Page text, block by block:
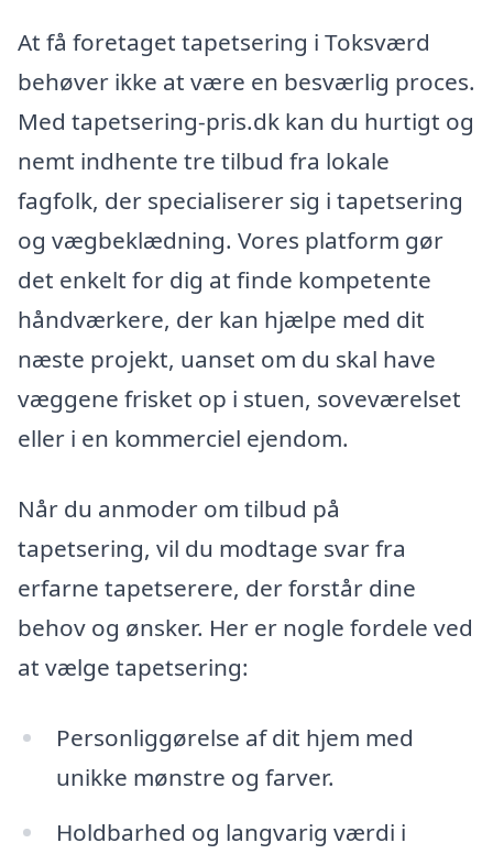
At få foretaget tapetsering i Toksværd
behøver ikke at være en besværlig proces.
Med tapetsering-pris.dk kan du hurtigt og
nemt indhente tre tilbud fra lokale
fagfolk, der specialiserer sig i tapetsering
og vægbeklædning. Vores platform gør
det enkelt for dig at finde kompetente
håndværkere, der kan hjælpe med dit
næste projekt, uanset om du skal have
væggene frisket op i stuen, soveværelset
eller i en kommerciel ejendom.
Når du anmoder om tilbud på
tapetsering, vil du modtage svar fra
erfarne tapetserere, der forstår dine
behov og ønsker. Her er nogle fordele ved
at vælge tapetsering:
Personliggørelse af dit hjem med
unikke mønstre og farver.
Holdbarhed og langvarig værdi i